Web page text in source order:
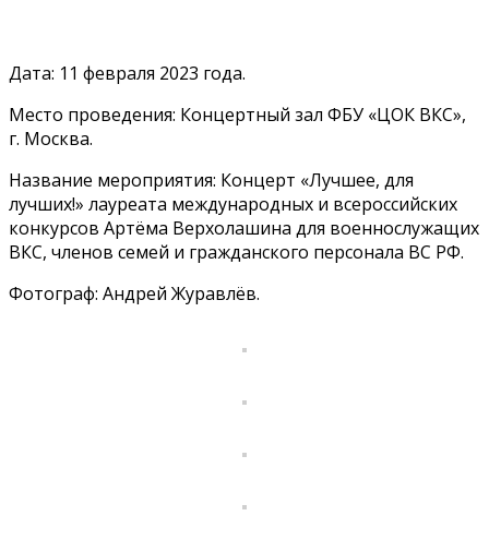
Дата: 11 февраля 2023 года.
Место проведения: Концертный зал ФБУ «ЦОК ВКС»,
г. Москва.
Название мероприятия: Концерт «Лучшее, для
лучших!» лауреата международных и всероссийских
конкурсов Артёма Верхолашина для военнослужащих
ВКС, членов семей и гражданского персонала ВС РФ.
Фотограф: Андрей Журавлёв.